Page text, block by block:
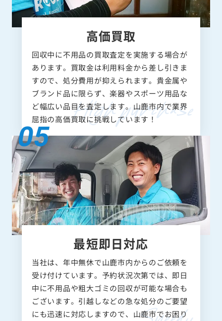
高価買取
回収中に不用品の買取査定を実施する場合が
あります。買取金は利用料金から差し引きま
すので、処分費用が抑えられます。貴金属や
ブランド品に限らず、楽器やスポーツ用品な
ど幅広い品目を査定します。山鹿市内で業界
屈指の高価買取に挑戦しています！
最短即日対応
当社は、年中無休で山鹿市内からのご依頼を
受け付けています。予約状況次第では、即日
中に不用品や粗大ゴミの回収が可能な場合も
ございます。引越しなどの急な処分のご要望
にも迅速に対応しますので、山鹿市でお困り